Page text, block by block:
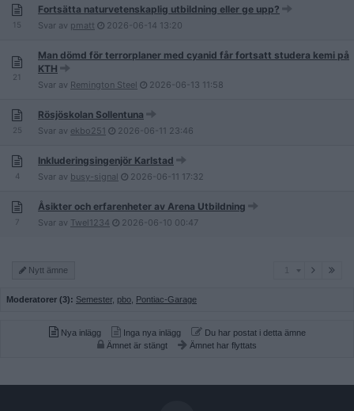
15
Fortsätta naturvetenskaplig utbildning eller ge upp?
Svar av pmatt 2026-06-14 13:20
21
Man dömd för terrorplaner med cyanid får fortsatt studera kemi på
KTH
Svar av Remington Steel 2026-06-13 11:58
25
Rösjöskolan Sollentuna
Svar av ekbo251 2026-06-11 23:46
4
Inkluderingsingenjör Karlstad
Svar av busy-signal 2026-06-11 17:32
7
Åsikter och erfarenheter av Arena Utbildning
Svar av Twel1234 2026-06-10 00:47
Nytt ämne
Moderatorer (3): Semester, pbo Pontiac-Garage
Nya inlägg Inga nya inlägg
Du har postat i detta ämne
Ämnet är stängt
Ämnet har flyttats